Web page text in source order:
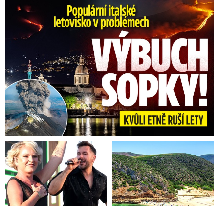
Erupce sicilské sopky Etny: Ruší desítky letů